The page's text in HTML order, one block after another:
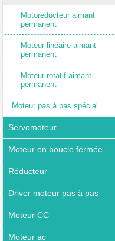
Motoréducteur aimant
permanent
Moteur linéaire aimant
permanent
Moteur rotatif aimant
permanent
Moteur pas à pas spécial
Servomoteur
Moteur en boucle fermée
Réducteur
Driver moteur pas à pas
Moteur CC
Moteur ac